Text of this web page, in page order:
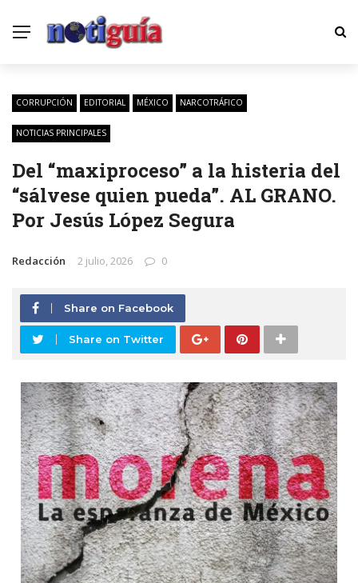
CORRUPCIÓN EDITORIAL MÉXICO NARCOTRÁFICO
NOTICIAS PRINCIPALES
Del “maxiproceso” a la histeria del
“sálvese quien pueda”. AL GRANO.
Por Jesús López Segura
Redacción 2 julio, 2026 0
Share on Facebook
Share on Twitter